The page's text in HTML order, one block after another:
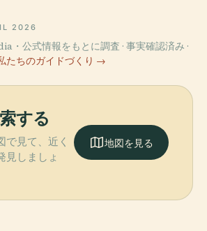
2026
公式情報をもとに調査 · 事実確認済み ·
たちのガイドづくり →
する
で見て、近く
見しましょ
地図を見る